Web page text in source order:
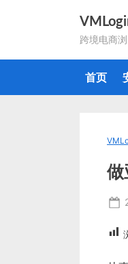
跨境电商
首页
做